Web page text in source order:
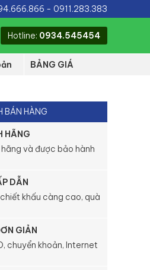
- 0911.283.383
Hotline: 0934.545454
BẢNG GIÁ
BÁN HÀNG
HÃNG
và được bảo hành
DẪN
khấu càng cao, quà
GIẢN
chuyển khoản, Internet